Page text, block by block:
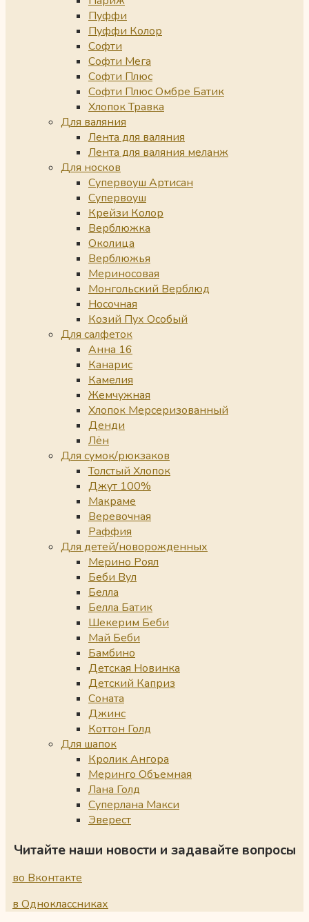
Пуффи
Пуффи Колор
Софти
Софти Мега
Софти Плюс
Софти Плюс Омбре Батик
Хлопок Травка
Для валяния
Лента для валяния
Лента для валяния меланж
Для носков
Супервоуш Артисан
Супервоуш
Крейзи Колор
Верблюжка
Околица
Верблюжья
Мериносовая
Монгольский Верблюд
Носочная
Козий Пух Особый
Для салфеток
Анна 16
Канарис
Камелия
Жемчужная
Хлопок Мерсеризованный
Денди
Лён
Для сумок/рюкзаков
Толстый Хлопок
Джут 100%
Макраме
Веревочная
Раффия
Для детей/новорожденных
Мерино Роял
Беби Вул
Белла
Белла Батик
Шекерим Беби
Май Беби
Бамбино
Детская Новинка
Детский Каприз
Соната
Джинс
Коттон Голд
Для шапок
Кролик Ангора
Меринго Объемная
Лана Голд
Суперлана Макси
Эверест
Читайте наши новости и задавайте вопросы
во Вконтакте
в Одноклассниках